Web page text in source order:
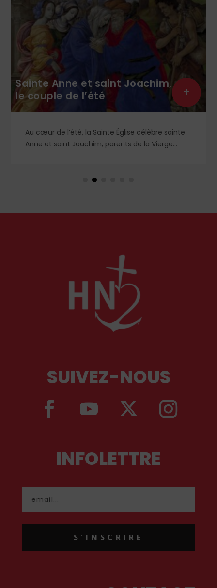
Sainte Anne et saint Joachim,
le couple de l’été
Au cœur de l’été, la Sainte Église célèbre sainte
Anne et saint Joachim, parents de la Vierge
en Orient qu’en Occident, célèbre par sa piété
+
SUIVEZ-NOUS
INFOLETTRE
S'INSCRIRE